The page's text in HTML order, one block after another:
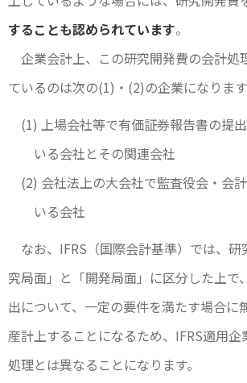
することも認められています。
企業会計上、この研究開発費の会計処
ているのは次の(1)・(2)の企業になります
(1) 上場会社等で有価証券報告書の提
いる会社とその関連会社
(2) 会社法上の大会社で監査役会・会
いる会社
なお、IFRS（国際会計基準）では、研
究局面」と「開発局面」に区分した上で
出について、一定の要件を満たす場合に
産計上することになるため、IFRS適用
処理とは異なることになります。